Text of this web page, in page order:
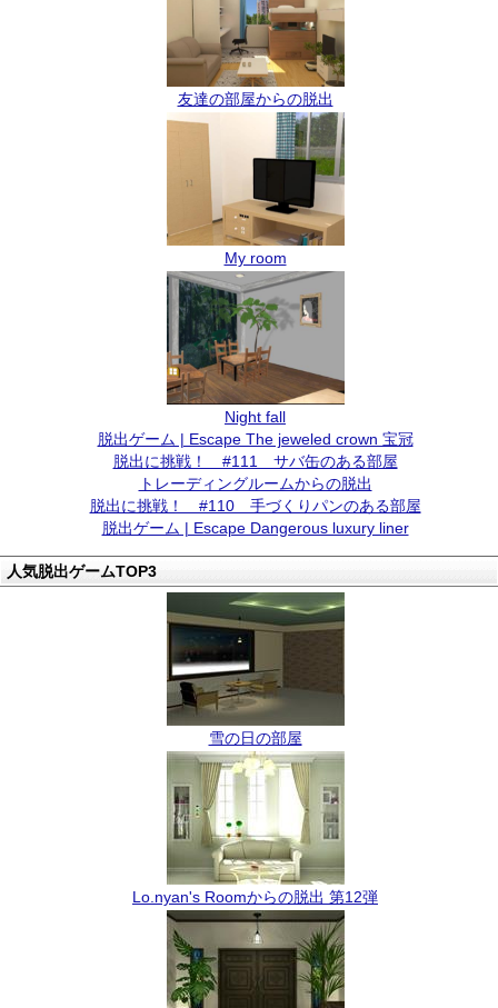
友達の部屋からの脱出
My room
Night fall
脱出ゲーム | Escape The jeweled crown 宝冠
脱出に挑戦！ #111 サバ缶のある部屋
トレーディングルームからの脱出
脱出に挑戦！ #110 手づくりパンのある部屋
脱出ゲーム | Escape Dangerous luxury liner
人気脱出ゲームTOP3
雪の日の部屋
Lo.nyan's Roomからの脱出 第12弾